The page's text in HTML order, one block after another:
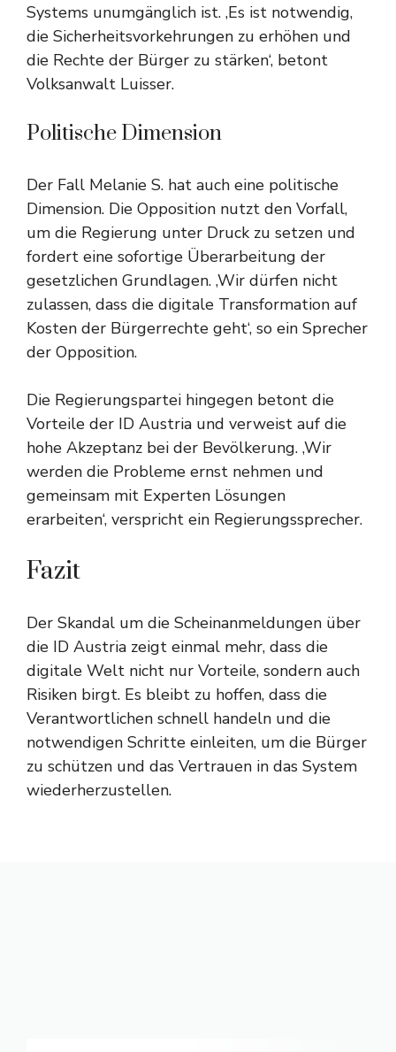
Systems unumgänglich ist. ‚Es ist notwendig,
die Sicherheitsvorkehrungen zu erhöhen und
die Rechte der Bürger zu stärken‘, betont
Volksanwalt Luisser.
Politische Dimension
Der Fall Melanie S. hat auch eine politische
Dimension. Die Opposition nutzt den Vorfall,
um die Regierung unter Druck zu setzen und
fordert eine sofortige Überarbeitung der
gesetzlichen Grundlagen. ‚Wir dürfen nicht
zulassen, dass die digitale Transformation auf
Kosten der Bürgerrechte geht‘, so ein Sprecher
der Opposition.
Die Regierungspartei hingegen betont die
Vorteile der ID Austria und verweist auf die
hohe Akzeptanz bei der Bevölkerung. ‚Wir
werden die Probleme ernst nehmen und
gemeinsam mit Experten Lösungen
erarbeiten‘, verspricht ein Regierungssprecher.
Fazit
Der Skandal um die Scheinanmeldungen über
die ID Austria zeigt einmal mehr, dass die
digitale Welt nicht nur Vorteile, sondern auch
Risiken birgt. Es bleibt zu hoffen, dass die
Verantwortlichen schnell handeln und die
notwendigen Schritte einleiten, um die Bürger
zu schützen und das Vertrauen in das System
wiederherzustellen.